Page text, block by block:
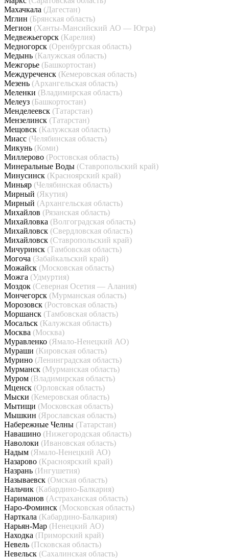
Махачкала (Дагестан)
Мглин (Брянская область)
Мегион (Ханты-Мансийский АО — Югра)
Медвежьегорск (Карелия)
Медногорск (Оренбургская область)
Медынь (Калужская область)
Межгорье (Башкортостан)
Междуреченск (Кемеровская область)
Мезень (Архангельская область)
Меленки (Владимирская область)
Мелеуз (Башкортостан)
Менделеевск (Татарстан)
Мензелинск (Татарстан)
Мещовск (Калужская область)
Миасс (Челябинская область)
Микунь (Коми)
Миллерово (Ростовская область)
Минеральные Воды (Ставропольский край)
Минусинск (Красноярский край)
Миньяр (Челябинская область)
Мирный (Якутия)
Мирный (Архангельская область)
Михайлов (Рязанская область)
Михайловка (Волгоградская область)
Михайловск (Свердловская область)
Михайловск (Ставропольский край)
Мичуринск (Тамбовская область)
Могоча (Забайкальский край)
Можайск (Московская область)
Можга (Удмуртия)
Моздок (Северная Осетия — Алания)
Мончегорск (Мурманская область)
Морозовск (Ростовская область)
Моршанск (Тамбовская область)
Мосальск (Калужская область)
Москва (Москва)
Муравленко (Ямало-Ненецкий АО)
Мураши (Кировская область)
Мурино (Ленинградская область)
Мурманск (Мурманская область)
Муром (Владимирская область)
Мценск (Орловская область)
Мыски (Кемеровская область)
Мытищи (Московская область)
Мышкин (Ярославская область)
Набережные Челны (Татарстан)
Навашино (Нижегородская область)
Наволоки (Ивановская область)
Надым (Ямало-Ненецкий АО)
Назарово (Красноярский край)
Назрань (Ингушетия)
Называевск (Омская область)
Нальчик (Кабардино-Балкария)
Нариманов (Астраханская область)
Наро-Фоминск (Московская область)
Нарткала (Кабардино-Балкария)
Нарьян-Мар (Ненецкий АО)
Находка (Приморский край)
Невель (Псковская область)
Невельск (Сахалинская область)